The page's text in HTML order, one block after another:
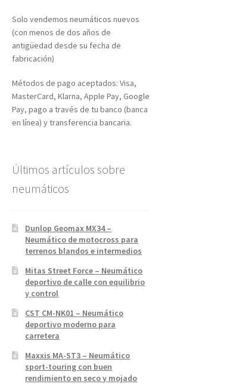
Solo vendemos neumáticos nuevos
(con menos de dos años de
antigüedad desde su fecha de
fabricación)
Métodos de pago aceptados: Visa,
MasterCard, Klarna, Apple Pay, Google
Pay, pago a través de tu banco (banca
en línea) y transferencia bancaria.
Últimos artículos sobre
neumáticos
Dunlop Geomax MX34 –
Neumático de motocross para
terrenos blandos e intermedios
Mitas Street Force – Neumático
deportivo de calle con equilibrio
y control
CST CM-NK01 – Neumático
deportivo moderno para
carretera
Maxxis MA-ST3 – Neumático
sport-touring con buen
rendimiento en seco y mojado